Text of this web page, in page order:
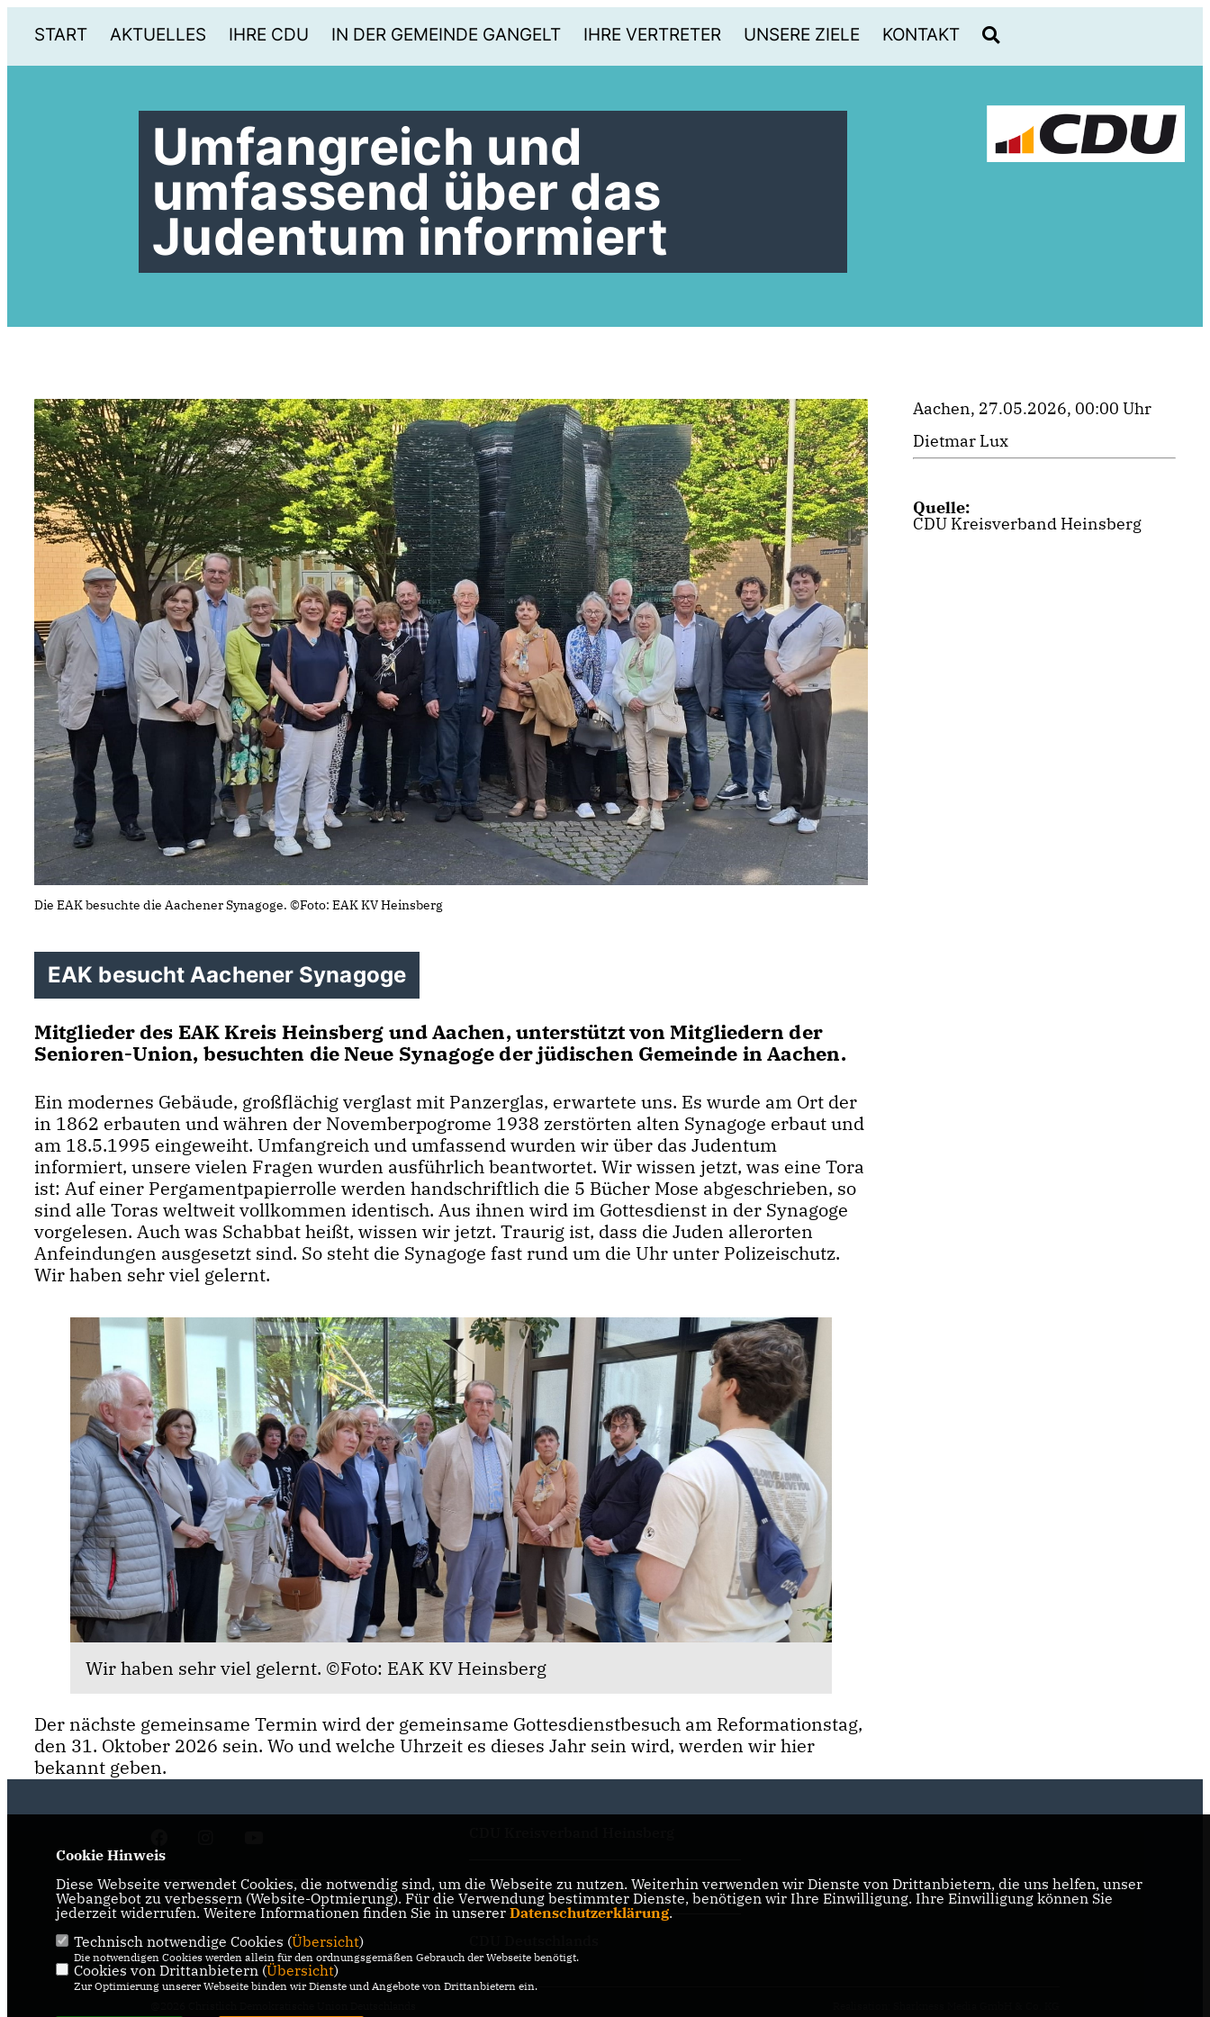
START AKTUELLES IHRE CDU IN DER GEMEINDE GANGELT IHRE VERTRETER UNSERE ZIELE KONTAKT
Umfangreich und
umfassend über das
Judentum informiert
Die EAK besuchte die Aachener Synagoge. ©Foto: EAK KV Heinsberg
EAK besucht Aachener Synagoge
Mitglieder des EAK Kreis Heinsberg und Aachen, unterstützt von Mitgliedern der
Senioren-Union, besuchten die Neue Synagoge der jüdischen Gemeinde in Aachen.
Ein modernes Gebäude, großflächig verglast mit Panzerglas, erwartete uns. Es wurde am Ort der
in 1862 erbauten und währen der Novemberpogrome 1938 zerstörten alten Synagoge erbaut und
am 18.5.1995 eingeweiht. Umfangreich und umfassend wurden wir über das Judentum
informiert, unsere vielen Fragen wurden ausführlich beantwortet. Wir wissen jetzt, was eine Tora
ist: Auf einer Pergamentpapierrolle werden handschriftlich die 5 Bücher Mose abgeschrieben, so
sind alle Toras weltweit vollkommen identisch. Aus ihnen wird im Gottesdienst in der Synagoge
vorgelesen. Auch was Schabbat heißt, wissen wir jetzt. Traurig ist, dass die Juden allerorten
Anfeindungen ausgesetzt sind. So steht die Synagoge fast rund um die Uhr unter Polizeischutz.
Wir haben sehr viel gelernt.
Wir haben sehr viel gelernt. ©Foto: EAK KV Heinsberg
Der nächste gemeinsame Termin wird der gemeinsame Gottesdienstbesuch am Reformationstag,
den 31. Oktober 2026 sein. Wo und welche Uhrzeit es dieses Jahr sein wird, werden wir hier
bekannt geben.
Aachen, 27.05.2026, 00:00 Uhr
Dietmar Lux
Quelle:
CDU Kreisverband Heinsberg
IMPRESSUM
DATENSCHUTZ
KONTAKT
CDU Nordrhein-Westfalen
Cookie Hinweis
Diese Webseite verwendet Cookies, die notwendig sind, um die Webseite zu nutzen. Weiterhin verwenden wir Dienste von Drittanbietern, die uns helfen, unser
Webangebot zu verbessern (Website-Optmierung). Für die Verwendung bestimmter Dienste, benötigen wir Ihre Einwilligung. Ihre Einwilligung können Sie
jederzeit widerrufen. Weitere Informationen finden Sie in unserer Datenschutzerklärung.
Technisch notwendige Cookies (Übersicht)
Die notwendigen Cookies werden allein für den ordnungsgemäßen Gebrauch der Webseite benötigt.
Cookies von Drittanbietern (Übersicht)
Zur Optimierung unserer Webseite binden wir Dienste und Angebote von Drittanbietern ein.